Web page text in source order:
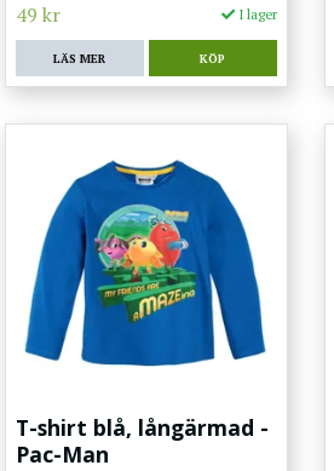
49 kr I lager
LÄS MER KÖP
T-shirt blå, långärmad -
Pac-Man